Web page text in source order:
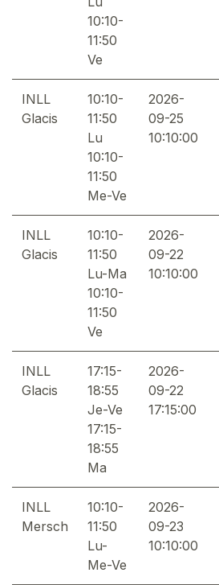
10:10-
11:50
Ve
INLL
Glacis
10:10-
11:50
Lu
10:10-
11:50
Me-Ve
2026-
09-25
10:10:00
INLL
Glacis
10:10-
11:50
Lu-Ma
10:10-
11:50
Ve
2026-
09-22
10:10:00
INLL
Glacis
17:15-
18:55
Je-Ve
17:15-
18:55
Ma
2026-
09-22
17:15:00
INLL
Mersch
10:10-
11:50
Lu-
Me-Ve
2026-
09-23
10:10:00